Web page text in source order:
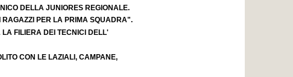
DELLA JUNIORES REGIONALE.
PER LA PRIMA SQUADRA".
FILIERA DEI TECNICI DELL'
CON LE LAZIALI, CAMPANE,